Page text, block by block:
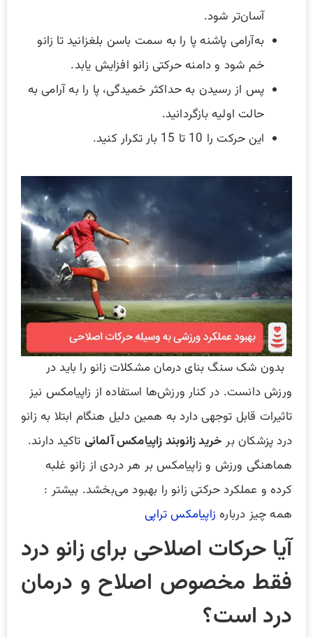
آسان‌تر شود.
به‌آرامی پاشنه پا را به سمت باسن بلغزانید تا زانو
خم شود و دامنه حرکتی زانو افزایش یابد.
پس از رسیدن به حداکثر خمیدگی، پا را به آرامی به
حالت اولیه بازگردانید.
این حرکت را 10 تا 15 بار تکرار کنید.
بدون شک سنگ بنای درمان مشکلات زانو را باید در
ورزش دانست. در کنار ورزش‌ها استفاده از زاپیامکس نیز
تاثیرات قابل توجهی دارد به همین دلیل هنگام ابتلا به زانو
درد پزشکان بر خرید زانوبند زاپیامکس آلمانی تاکید دارند.
هماهنگی ورزش و زاپیامکس بر هر دردی از زانو غلبه
کرده و عملکرد حرکتی زانو را بهبود می‌بخشد. بیشتر :
همه چیز درباره زاپیامکس تراپی
آیا حرکات اصلاحی برای زانو درد
فقط مخصوص اصلاح و درمان
درد است؟